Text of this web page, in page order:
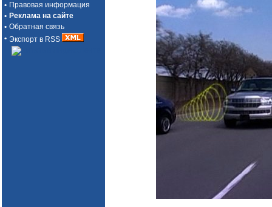
• Правовая информация
• Реклама на сайте
• Обратная связь
• Экспорт в RSS